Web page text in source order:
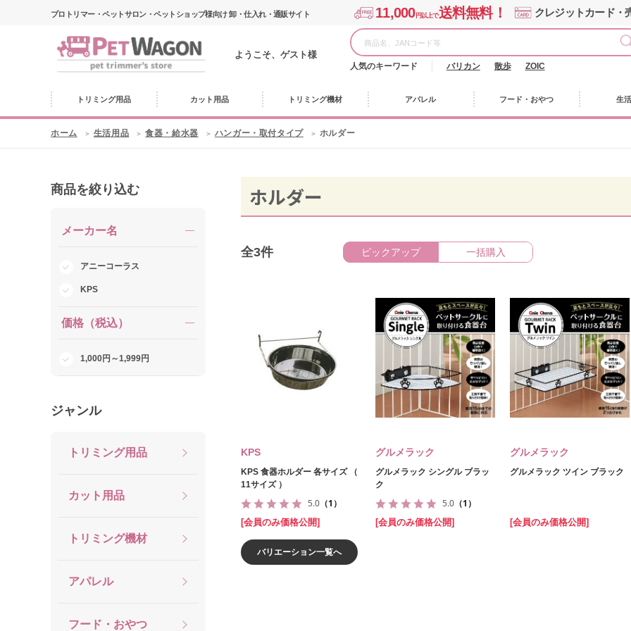
プロトリマー・ペットサロン・ペットショップ様向け 卸・仕入れ・通販サイト 11,000円以上で送料無料！ クレジットカード・
ようこそ、ゲスト様
人気のキーワード バリカン 散歩 ZOIC
トリミング用品 カット用品 トリミング機材 アパレル フード・おやつ 生
ホーム 生活用品 食器・給水器 ハンガー・取付タイプ ホルダー
商品を絞り込む
メーカー名
アニーコーラス
KPS
価格（税込）
1,000円～1,999円
ジャンル
トリミング用品
カット用品
トリミング機材
アパレル
フード・おやつ
ホルダー
全3件 ピックアップ 一括購入
KPS
KPS 食器ホルダー 各サイズ （
11サイズ ）
5.0 （1）
[会員のみ価格公開]
バリエーション一覧へ
グルメラック
グルメラック シングル ブラッ
ク
5.0 （1）
[会員のみ価格公開]
グルメラック
グルメラック ツイン ブラック
[会員のみ価格公開]